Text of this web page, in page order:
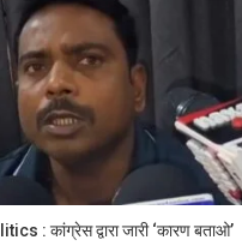
: कांग्रेस द्वारा जारी ‘कारण बताओ’